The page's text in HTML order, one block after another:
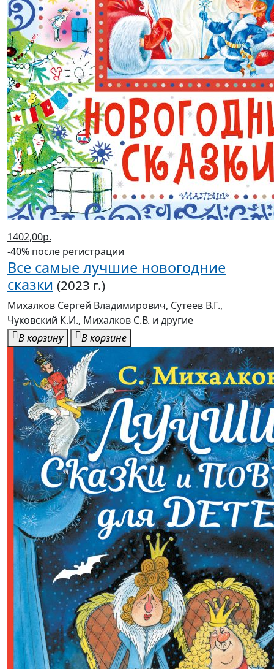
1402,00р.
-40% после регистрации
Все самые лучшие новогодние
сказки (2023 г.)
Михалков Сергей Владимирович, Сутеев В.Г.,
Чуковский К.И., Михалков С.В. и другие
В корзину
В корзине